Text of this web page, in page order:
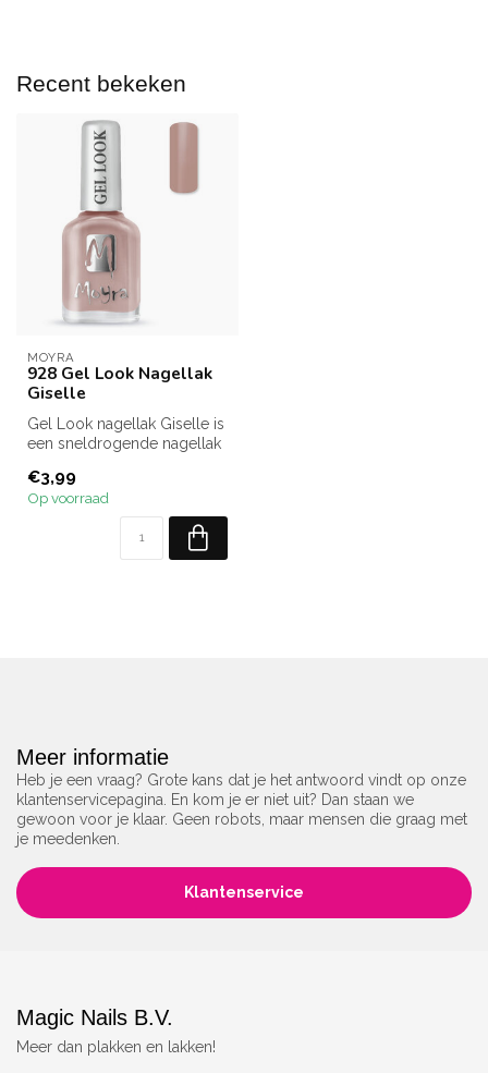
Recent bekeken
MOYRA
928 Gel Look Nagellak
Giselle
Gel Look nagellak Giselle is
een sneldrogende nagellak
Ben je op zoe...
€3,99
Op voorraad
Meer informatie
Heb je een vraag? Grote kans dat je het antwoord vindt op onze
klantenservicepagina. En kom je er niet uit? Dan staan we
gewoon voor je klaar. Geen robots, maar mensen die graag met
je meedenken.
Klantenservice
Magic Nails B.V.
Meer dan plakken en lakken!